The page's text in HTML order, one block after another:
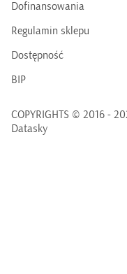
Dofinansowania
Regulamin sklepu
Dostępność
BIP
COPYRIGHTS © 2016 -
Datasky